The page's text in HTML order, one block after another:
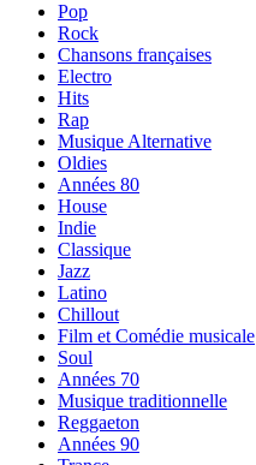
Pop
Rock
Chansons françaises
Electro
Hits
Rap
Musique Alternative
Oldies
Années 80
House
Indie
Classique
Jazz
Latino
Chillout
Film et Comédie musicale
Soul
Années 70
Musique traditionnelle
Reggaeton
Années 90